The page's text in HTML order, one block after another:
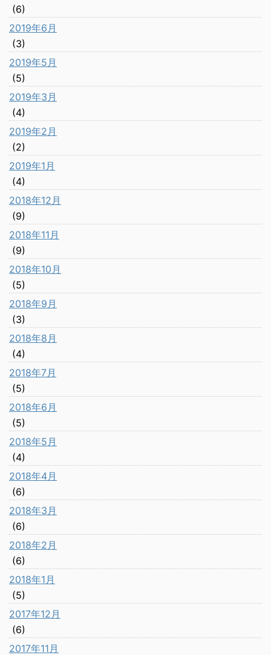
(6)
2019年6月
(3)
2019年5月
(5)
2019年3月
(4)
2019年2月
(2)
2019年1月
(4)
2018年12月
(9)
2018年11月
(9)
2018年10月
(5)
2018年9月
(3)
2018年8月
(4)
2018年7月
(5)
2018年6月
(5)
2018年5月
(4)
2018年4月
(6)
2018年3月
(6)
2018年2月
(6)
2018年1月
(5)
2017年12月
(6)
2017年11月